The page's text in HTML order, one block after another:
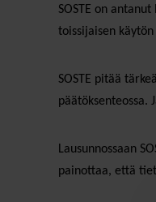
SOSTE on
toissijaisen käytön
SOSTE pitää
Lausunnossaan
painottaa, että